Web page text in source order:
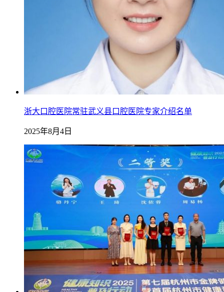
浙大口腔医院常驻武义县口腔医院专家介绍名单
2025年8月4日